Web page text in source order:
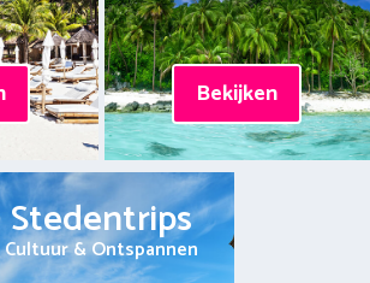
Bekijken
Stedentrips
Cultuur & Ontspannen